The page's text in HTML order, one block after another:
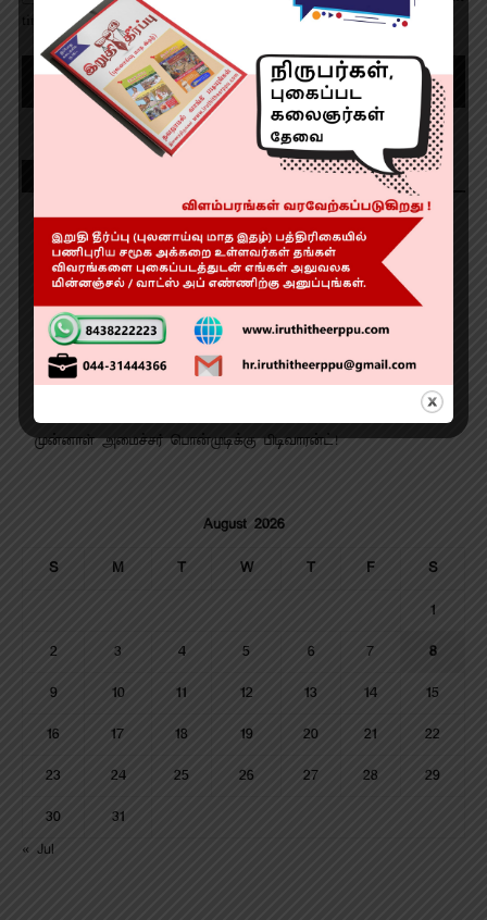
time I comment.
வேளாண் பட்ஜெட் என்ன? வாங்க பார்ப்போம்
காவேரி மருத்துவமனை சேவையில் உயிர்காக்கும் ஏ.இ.டி கருவி!
பழனி நில மோசடி…. நால்வருக்கு போலீஸ் காவல்! தொடர்
விசாரணை!!
முன்னாள் அமைச்சர் பொன்முடிக்கு பிடிவாரன்ட்!
August 2026
S M T W T F S
1
2 3 4 5 6 7 8
9 10 11 12 13 14 15
16 17 18 19 20 21 22
23 24 25 26 27 28 29
30
31
« Jul